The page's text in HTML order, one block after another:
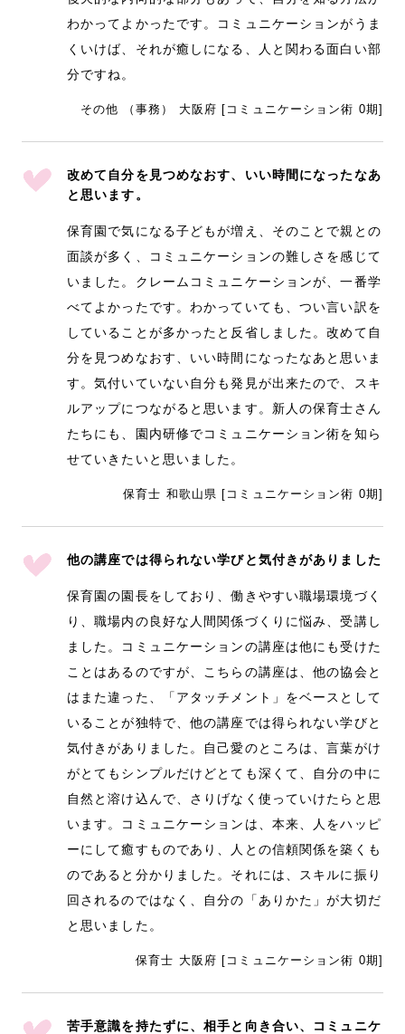
わかってよかったです。コミュニケーションがうま
くいけば、それが癒しになる、人と関わる面白い部
分ですね。
その他 （事務） 大阪府 [コミュニケーション術 0期]
改めて自分を見つめなおす、いい時間になったなあ
と思います。
保育園で気になる子どもが増え、そのことで親との
面談が多く、コミュニケーションの難しさを感じて
いました。クレームコミュニケーションが、一番学
べてよかったです。わかっていても、つい言い訳を
していることが多かったと反省しました。改めて自
分を見つめなおす、いい時間になったなあと思いま
す。気付いていない自分も発見が出来たので、スキ
ルアップにつながると思います。新人の保育士さん
たちにも、園内研修でコミュニケーション術を知ら
せていきたいと思いました。
保育士 和歌山県 [コミュニケーション術 0期]
他の講座では得られない学びと気付きがありました
保育園の園長をしており、働きやすい職場環境づく
り、職場内の良好な人間関係づくりに悩み、受講し
ました。コミュニケーションの講座は他にも受けた
ことはあるのですが、こちらの講座は、他の協会と
はまた違った、「アタッチメント」をベースとして
いることが独特で、他の講座では得られない学びと
気付きがありました。自己愛のところは、言葉がけ
がとてもシンプルだけどとても深くて、自分の中に
自然と溶け込んで、さりげなく使っていけたらと思
います。コミュニケーションは、本来、人をハッピ
ーにして癒すものであり、人との信頼関係を築くも
のであると分かりました。それには、スキルに振り
回されるのではなく、自分の「ありかた」が大切だ
と思いました。
保育士 大阪府 [コミュニケーション術 0期]
苦手意識を持たずに、相手と向き合い、コミュニケ